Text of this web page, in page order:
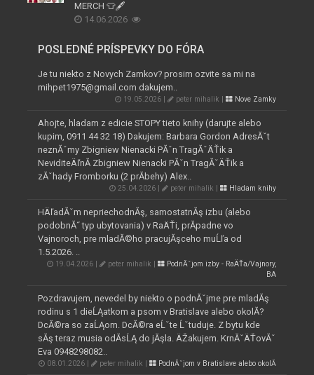
MERCH 👕🖋️
14.06.2026
POSLEDNÉ PRÍSPEVKY DO FÓRA
Je tu niekto z Novych Zamkov? prosim ozvite sa mi na
mihpet1975@gmail.com dakujem..
19.05.2026 | peter mihalik | Nove Zamky
Ahojte, hladam z edicie STOPY tieto knihy (darujte alebo
kupim, 0911 44 32 18) Dakujem: Barbara Gordon AdresĂˇt
neznĂˇmy Zbigniew Nienacki PĂˇn TragĂˇÄŤik a
NeviditeÄľnĂ­ Zbigniew Nienacki PĂˇn TragĂˇÄŤik a
zĂˇhady Fromborku (2 prĂ­behy) Alex..
25.04.2026 | peter mihalik | Hladam knihy
HÄľadĂˇm nepriechodnĂş, samostatnĂş izbu (alebo
podobnĂ˝ typ ubytovania) v RaÄŤi, prĂ­padne vo
Vajnoroch, pre mladĂ©ho pracujĂşceho muĹľa od
1.5.2026. ..
19.04.2026 | peter mihalik |
PodnĂˇjom izby - RaÄŤa/Vajnory,
BA
Pozdravujem, nevedel by niekto o podnĂˇjme pre mladĂş
rodinu s 1 dieĹĄatkom a psom v Bratislave alebo okolĂ­?
DcĂ©ra so zaĹĄom. DcĂ©ra eĹˇte Ĺˇtuduje. Z bytu kde
sĂş teraz musia odĂ­sĹĄ do jĂşla. ÄŽakujem. KrnĂˇÄŤovĂˇ
Eva 0948298082..
08.01.2026 | peter mihalik | PodnĂˇjom v Bratislave alebo okolĂ­